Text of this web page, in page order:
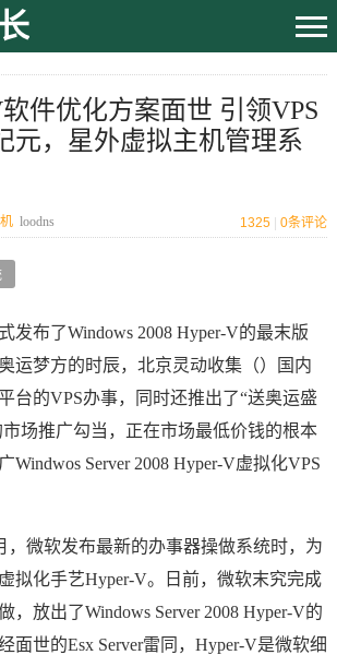
件优化方案面世 引领VPS
元，星外虚拟主机管理系
loodns 1325 0条评论
布了Windows 2008 Hyper-V的最末版
运梦方的时辰，北京灵动收集（）国内
台的VPS办事，同时还推出了“送奥运盛
场推广勾当，正在市场最低价钱的根本
Windwos Server 2008 Hyper-V虚拟化VPS
微软发布最新的办事器操做系统时，为
拟化手艺Hyper-V。日前，微软末究完成
，放出了Windows Server 2008 Hyper-V的
面世的Esx Server雷同，Hyper-V是微软细